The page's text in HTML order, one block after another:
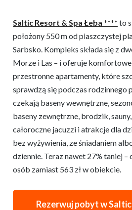
Saltic Resort & Spa Łeba **** to
położony 550 m od piaszczystej
Sarbsko. Kompleks składa się z
Morze i Las – i oferuje
przestronne apartamenty, które
sprawdzą się podczas rodzinnego
czekają baseny wewnętrzne,
baseny zewnętrzne, brodzik, sauny,
całoroczne jacuzzi i atrakcje dla
bez wyżywienia, ze śniadaniem
dziennie. Teraz nawet 27% taniej –
osób zamiast 563 zł w obiekcie.
Rezerwuj pobyt w